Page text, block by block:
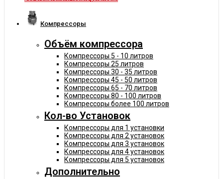
Компрессоры
Объём компрессора
Компрессоры 5 - 10 литров
Компрессоры 25 литров
Компрессоры 30 - 35 литров
Компрессоры 45 - 50 литров
Компрессоры 65 - 70 литров
Компрессоры 80 - 100 литров
Компрессоры более 100 литров
Кол-во Установок
Компрессоры для 1 установки
Компрессоры для 2 установок
Компрессоры для 3 установок
Компрессоры для 4 установок
Компрессоры для 5 установок
Дополнительно